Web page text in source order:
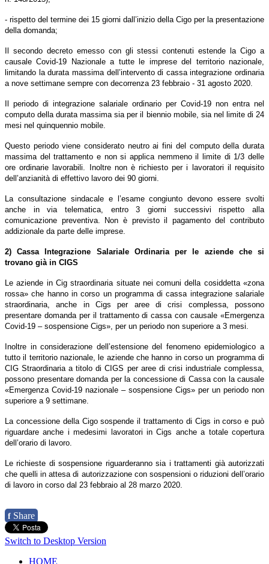
- rispetto del termine dei 15 giorni dall’inizio della Cigo per la presentazione
della domanda;
Il secondo decreto emesso con gli stessi contenuti estende la Cigo a
causale Covid-19 Nazionale a tutte le imprese del territorio nazionale,
limitando la durata massima dell’intervento di cassa integrazione ordinaria
a nove settimane sempre con decorrenza 23 febbraio - 31 agosto 2020.
Il periodo di integrazione salariale ordinario per Covid-19 non entra nel
computo della durata massima sia per il biennio mobile, sia nel limite di 24
mesi nel quinquennio mobile.
Questo periodo viene considerato neutro ai fini del computo della durata
massima del trattamento e non si applica nemmeno il limite di 1/3 delle
ore ordinarie lavorabili. Inoltre non è richiesto per i lavoratori il requisito
dell’anzianità di effettivo lavoro dei 90 giorni.
La consultazione sindacale e l’esame congiunto devono essere svolti
anche in via telematica, entro 3 giorni successivi rispetto alla
comunicazione preventiva. Non è previsto il pagamento del contributo
addizionale da parte delle imprese.
2) Cassa Integrazione Salariale Ordinaria per le aziende che si
trovano già in CIGS
Le aziende in Cig straordinaria situate nei comuni della cosiddetta «zona
rossa» che hanno in corso un programma di cassa integrazione salariale
straordinaria, anche in Cigs per aree di crisi complessa, possono
presentare domanda per il trattamento di cassa con causale «Emergenza
Covid-19 – sospensione Cigs», per un periodo non superiore a 3 mesi.
Inoltre in considerazione dell’estensione del fenomeno epidemiologico a
tutto il territorio nazionale, le aziende che hanno in corso un programma di
CIG Straordinaria a titolo di CIGS per aree di crisi industriale complessa,
possono presentare domanda per la concessione di Cassa con la causale
«Emergenza Covid-19 nazionale – sospensione Cigs» per un periodo non
superiore a 9 settimane.
La concessione della Cigo sospende il trattamento di Cigs in corso e può
riguardare anche i medesimi lavoratori in Cigs anche a totale copertura
dell’orario di lavoro.
Le richieste di sospensione riguarderanno sia i trattamenti già autorizzati
che quelli in attesa di autorizzazione con sospensioni o riduzioni dell’orario
di lavoro in corso dal 23 febbraio al 28 marzo 2020.
f Share
Switch to Desktop Version
HOME